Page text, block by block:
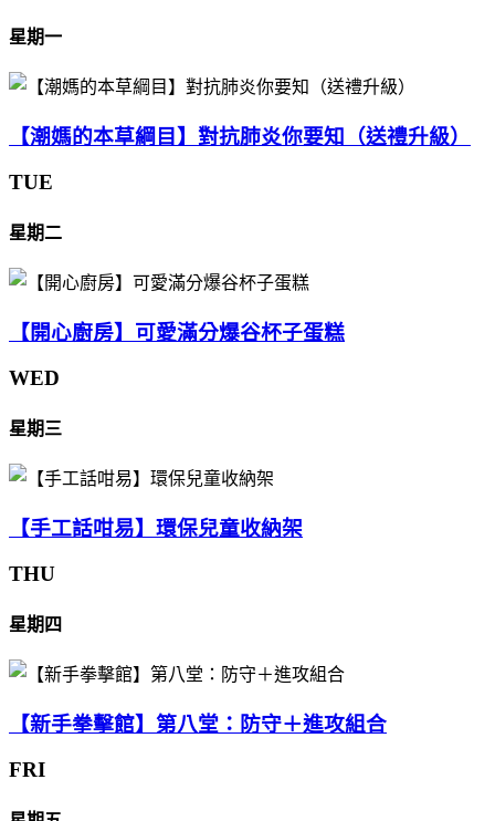
星期一
【潮媽的本草綱目】對抗肺炎你要知（送禮升級）
TUE
星期二
【開心廚房】可愛滿分爆谷杯子蛋糕
WED
星期三
【手工話咁易】環保兒童收納架
THU
星期四
【新手拳擊館】第八堂：防守＋進攻組合
FRI